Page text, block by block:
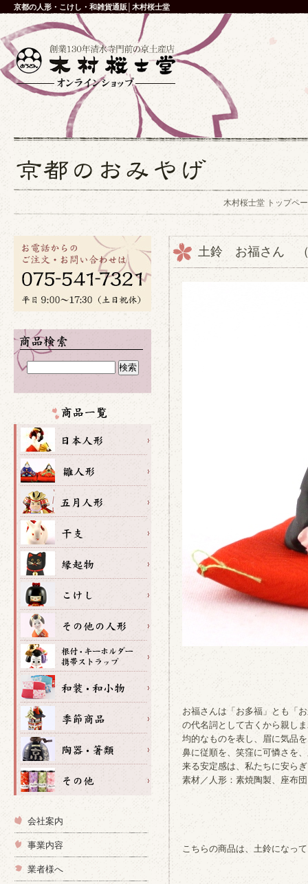
京都の人形・こけし・和雑貨通販│木村桜士堂
木村桜士堂 トップペ
土鈴 お福さん
お福さんは「お多福」とも「
の代名詞として古くから親し
均的なものを表し、眉に気品
鼻に従順を、笑窪に可憐さを
来る安定感は、私たちに安ら
素材／人形：素焼陶製、座布
こちらの商品は、土鈴になっ
会社案内
事業内容
業者様へ